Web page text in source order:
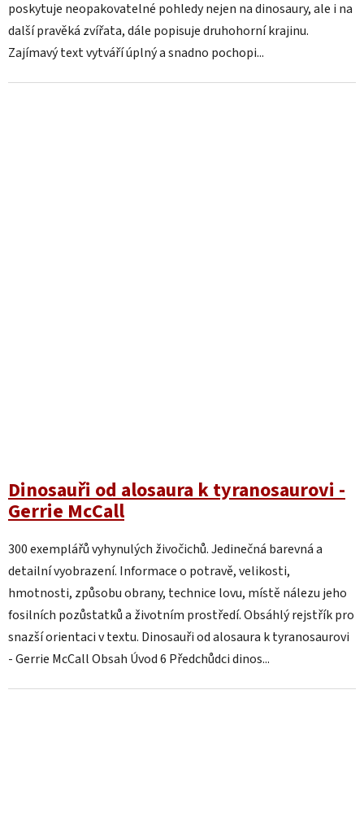
poskytuje neopakovatelné pohledy nejen na dinosaury, ale i na
další pravěká zvířata, dále popisuje druhohorní krajinu.
Zajímavý text vytváří úplný a snadno pochopi...
Dinosauři od alosaura k tyranosaurovi -
Gerrie McCall
300 exemplářů vyhynulých živočichů. Jedinečná barevná a
detailní vyobrazení. Informace o potravě, velikosti,
hmotnosti, způsobu obrany, technice lovu, místě nálezu jeho
fosilních pozůstatků a životním prostředí. Obsáhlý rejstřík pro
snazší orientaci v textu. Dinosauři od alosaura k tyranosaurovi
- Gerrie McCall Obsah Úvod 6 Předchůdci dinos...